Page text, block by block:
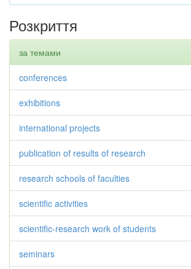
Розкриття
за темами
conferences
exhibitions
international projects
publication of results of research
research schools of faculties
scientific activities
scientific-research work of students
seminars